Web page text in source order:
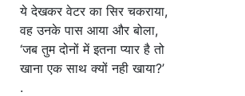
ये देखकर वेटर का सिर चकराया,
वह उनके पास आया और बोला,
‘जब तुम दोनों में इतना प्यार है तो
खाना एक साथ क्यों नही खाया?’
.